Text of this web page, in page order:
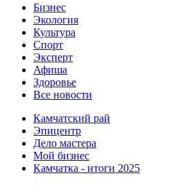
Бизнес
Экология
Культура
Спорт
Эксперт
Афиша
Здоровье
Все новости
Камчатский рай
Эпицентр
Дело мастера
Мой бизнес
Камчатка - итоги 2025